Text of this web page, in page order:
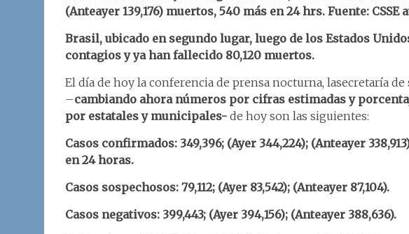
(Anteayer 139,176) muertos, 540 más en 24 hrs. Fuente:
Brasil, ubicado en segundo lugar, luego de los Estados
contagios y ya han fallecido 80,120 muertos.
El día de hoy la conferencia de prensa nocturna, lasecretaría
–cambiando ahora números por cifras estimadas y
por estatales y municipales- de hoy son las siguientes:
Casos confirmados: 349,396; (Ayer 344,224); (Anteayer
en 24 horas.
Casos sospechosos: 79,112; (Ayer 83,542); (Anteayer 87,104).
Casos negativos: 399,443; (Ayer 394,156); (Anteayer 388,636).